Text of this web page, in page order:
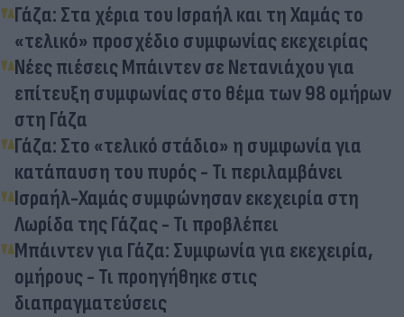
Γάζα: Στα χέρια του Ισραήλ και τη Χαμάς το
«τελικό» προσχέδιο συμφωνίας εκεχειρίας
Νέες πιέσεις Μπάιντεν σε Νετανιάχου για
επίτευξη συμφωνίας στο θέμα των 98 ομήρων
στη Γάζα
Γάζα: Στο «τελικό στάδιο» η συμφωνία για
κατάπαυση του πυρός - Τι περιλαμβάνει
Ισραήλ-Χαμάς συμφώνησαν εκεχειρία στη
Λωρίδα της Γάζας - Τι προβλέπει
Μπάιντεν για Γάζα: Συμφωνία για εκεχειρία,
ομήρους - Τι προηγήθηκε στις
διαπραγματεύσεις